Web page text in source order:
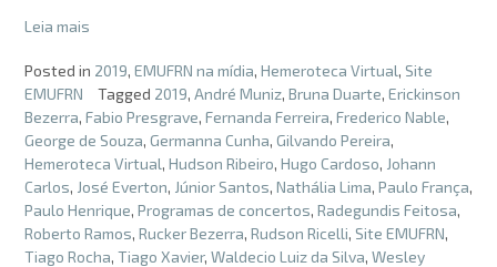
Leia mais
Posted in 2019, EMUFRN na mídia, Hemeroteca Virtual, Site
EMUFRN
Tagged 2019, André Muniz, Bruna Duarte, Erickinson
Bezerra, Fabio Presgrave, Fernanda Ferreira, Frederico Nable,
George de Souza, Germanna Cunha, Gilvando Pereira,
Hemeroteca Virtual, Hudson Ribeiro, Hugo Cardoso, Johann
Carlos, José Everton, Júnior Santos, Nathália Lima, Paulo França,
Paulo Henrique, Programas de concertos, Radegundis Feitosa,
Roberto Ramos, Rucker Bezerra, Rudson Ricelli, Site EMUFRN,
Tiago Rocha, Tiago Xavier, Waldecio Luiz da Silva, Wesley